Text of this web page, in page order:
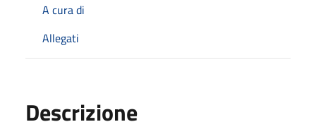
A cura di
Allegati
Descrizione